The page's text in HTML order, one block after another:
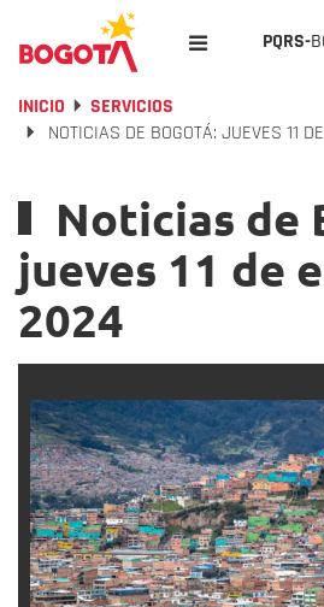
PQRS-
INICIO
SERVICIOS
NOTICIAS DE BOGOTÁ: JUEVES 11
Noticias de
jueves 11 de
2024